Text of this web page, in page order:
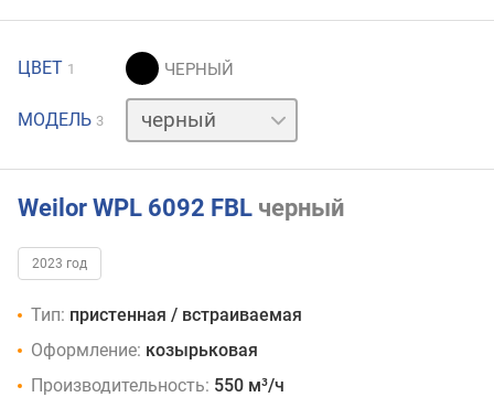
ЦВЕТ 1
МОДЕЛЬ 3
нержавейка
Weilor WPL 6092 FBL черный
2023 год
Тип: пристенная / встраиваемая
Оформление: козырьковая
Производительность: 550 м³/ч